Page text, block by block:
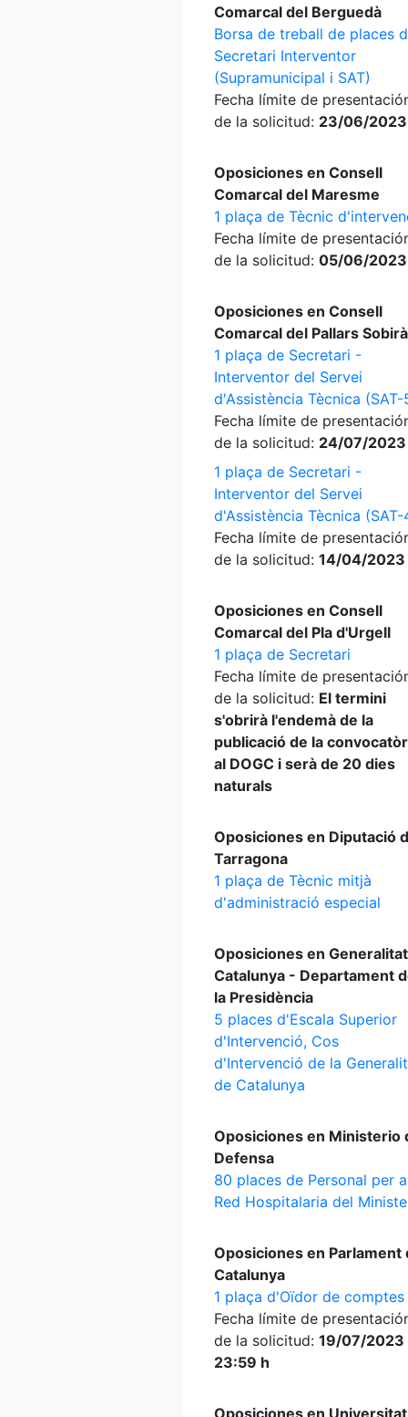
Comarcal del Berguedà
Borsa de treball de places
Secretari Interventor
(Supramunicipal i SAT)
Fecha límite de
de la solicitud: 23/06/2023
Oposiciones en Consell
Comarcal del Maresme
1 plaça de Tècnic
Fecha límite de
de la solicitud: 05/06/2023
Oposiciones en Consell
Comarcal del Pallars Sobirà
1 plaça de Secretari -
Interventor del Servei
d'Assistència Tècnica (SAT-
Fecha límite de
de la solicitud: 24/07/2023
1 plaça de Secretari -
Interventor del Servei
d'Assistència Tècnica (SAT-
Fecha límite de
de la solicitud: 14/04/2023
Oposiciones en Consell
Comarcal del Pla d'Urgell
1 plaça de Secretari
Fecha límite de
de la solicitud: El termini
s'obrirà l'endemà de la
publicació de la
al DOGC i serà de 20 dies
naturals
Oposiciones en Diputació
Tarragona
1 plaça de Tècnic mitjà
d'administració especial
Oposiciones en
Catalunya - Departament
la Presidència
5 places d'Escala Superior
d'Intervenció, Cos
d'Intervenció de la
de Catalunya
Oposiciones en Ministerio
Defensa
80 places de Personal per
Red Hospitalaria del
Oposiciones en Parlament
Catalunya
1 plaça d'Oïdor de comptes
Fecha límite de
de la solicitud: 19/07/2023
23:59 h
Oposiciones en Universitat